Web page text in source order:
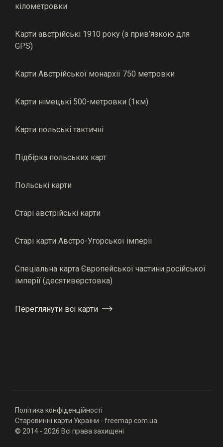
кілометровки
Карти австрійські 1910 року (з прив’язкою для
GPS)
Карти Австрійської монархії 750 метровки
Карти німецькі 500-метровки (1км)
Карти польські тактичні
Підбірка польських карт
Польські карти
Старі австрійські карти
Старі карти Австро-Угорської імперії
Спеціальна карта Європейської частини російської
імперії (десятиверстовка)
Переглянути всі карти
Політика конфіденційності
Старовинні карти України - freemap.com.ua
© 2014 - 2026 Всі права захищені